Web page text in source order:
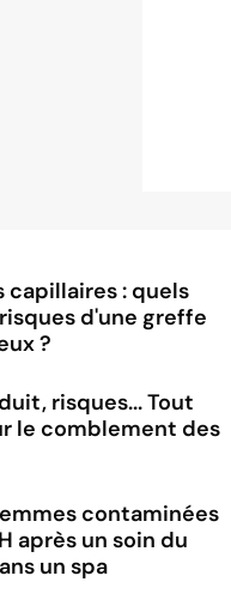
capillaires : quels
d'une greffe
?
risques... Tout
le comblement des
contaminées
après un soin du
un spa